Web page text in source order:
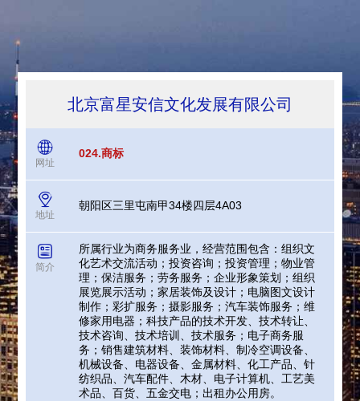
北京富星安信文化发展有限公司
网址
024.商标
地址
朝阳区三里屯南甲34楼四层4A03
简介
所属行业为商务服务业，经营范围包含：组织文
化艺术交流活动；投资咨询；投资管理；物业管
理；保洁服务；劳务服务；企业形象策划；组织
展览展示活动；家居装饰及设计；电脑图文设计
制作；彩扩服务；摄影服务；汽车装饰服务；维
修家用电器；科技产品的技术开发、技术转让、
技术咨询、技术培训、技术服务；电子商务服
务；销售建筑材料、装饰材料、制冷空调设备、
机械设备、电器设备、金属材料、化工产品、针
纺织品、汽车配件、木材、电子计算机、工艺美
术品、百货、五金交电；出租办公用房。